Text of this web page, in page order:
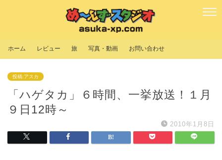
ホーム レビュー 旅 写真・動画 お問い合わせ
投稿:アスカ
「ハゲタカ」６時間、一挙放送！１月
９日12時～
2010年1月8日